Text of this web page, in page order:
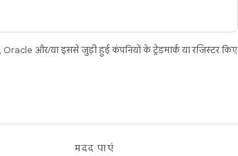
और/या इससे जुड़ी हुई कंपनियों के ट्रेडमार्क या रजिस्टर किए
मदद पाएं